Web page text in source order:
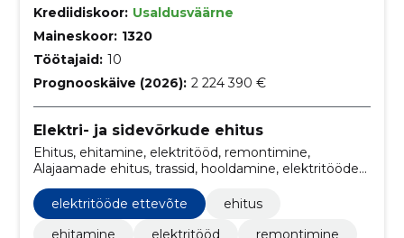
Krediidiskoor: Usaldusväärne
Maineskoor: 1320
Töötajaid: 10
Prognooskäive (2026): 2 224 390 €
Elektri- ja sidevõrkude ehitus
Ehitus, ehitamine, elektritööd, remontimine,
Alajaamade ehitus, trassid, hooldamine, elektritööde
ettevõte, Ümberehitamine, käitlemine
elektritööde ettevõte
ehitus
ehitamine
elektritööd
remontimine